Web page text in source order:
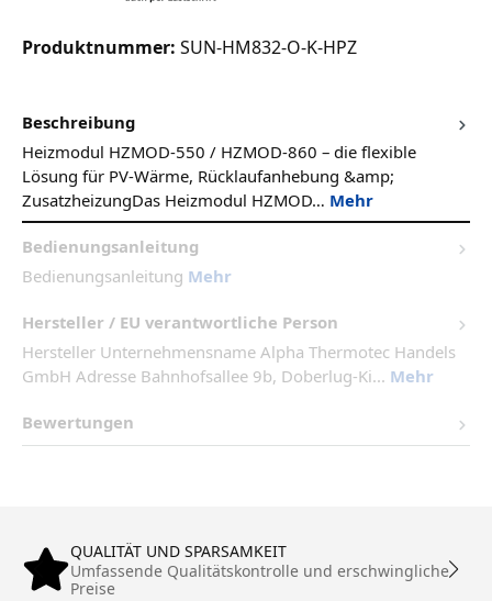
Produktnummer: SUN-HM832-O-K-HPZ
Beschreibung
Heizmodul HZMOD-550 / HZMOD-860 – die flexible
Lösung für PV-Wärme, Rücklaufanhebung &amp;
ZusatzheizungDas Heizmodul HZMOD… Mehr
Bedienungsanleitung
Bedienungsanleitung Mehr
Hersteller / EU verantwortliche Person
Hersteller Unternehmensname Alpha Thermotec Handels
GmbH Adresse Bahnhofsallee 9b, Doberlug-Ki... Mehr
Bewertungen
QUALITÄT UND SPARSAMKEIT
Umfassende Qualitätskontrolle und erschwingliche
Preise